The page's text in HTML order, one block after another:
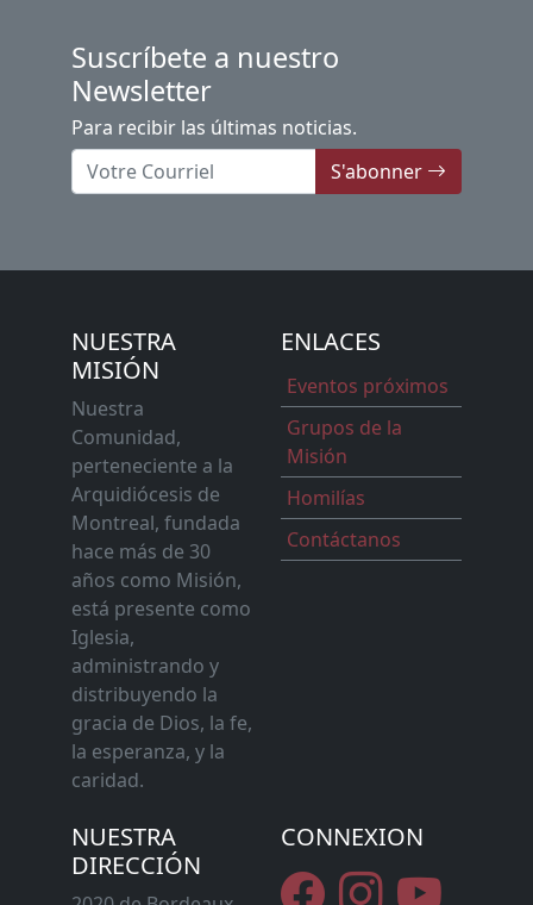
Suscríbete a nuestro
Newsletter
Para recibir las últimas noticias.
S'abonner
NUESTRA
MISIÓN
Nuestra
Comunidad,
perteneciente a la
Arquidiócesis de
Montreal, fundada
hace más de 30
años como Misión,
está presente como
Iglesia,
administrando y
distribuyendo la
gracia de Dios, la fe,
la esperanza, y la
caridad.
ENLACES
Eventos próximos
Grupos de la
Misión
Homilías
Contáctanos
NUESTRA
DIRECCIÓN
CONNEXION